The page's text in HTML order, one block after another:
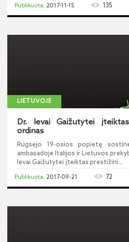
2017-11-15 135
LIETUVOJE
Dr. Ievai Gaižutytei
ordinas
Rugsėjo 19-osios popietę
ambasadoje Italijos ir Lietuvos
Ievai Gaižutytei įteiktas prestižini...
2017-09-21 72